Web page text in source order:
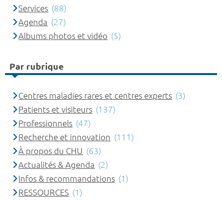
Services (88)
Agenda (27)
Albums photos et vidéo (5)
Par rubrique
Centres maladies rares et centres experts (3)
Patients et visiteurs (137)
Professionnels (47)
Recherche et innovation (111)
À propos du CHU (63)
Actualités & Agenda (2)
Infos & recommandations (1)
RESSOURCES (1)